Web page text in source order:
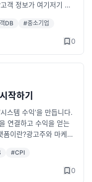
객 정보가 여기저기 흩
메모가 누락되기 일쑤...
보 등록 → 상담기록 관
👉 http://100.sseye.co
view_dbmanag
0050 (10:00~19:00)
＊이메일: u2n99@ss
DB #중소기업
0
작하기
스템 수익’을 만듭니다.
연결하고 수익을 얻는
이란?광고주와 마케터
성과당 수수료를 자동
늘어날수록 시스템이
#CPI
0